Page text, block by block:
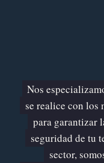
Nos
se realice con los
para garantizar
seguridad de tu
sector,